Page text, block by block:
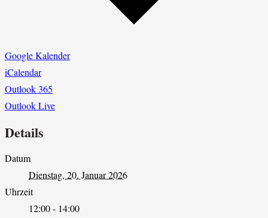
Google Kalender
iCalendar
Outlook 365
Outlook Live
Details
Datum
Dienstag, 20. Januar 2026
Uhrzeit
12:00 - 14:00